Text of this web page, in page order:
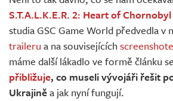
Živě
S.T.A.L.K.E.R. 2: Heart of Chornobyl
studia GSC Game World předvedla v
traileru a na souvisejících
máme další lákadlo ve formě článku
přibližuje, co museli vývojáři řešit
Ukrajiněa jak nyní fungují.